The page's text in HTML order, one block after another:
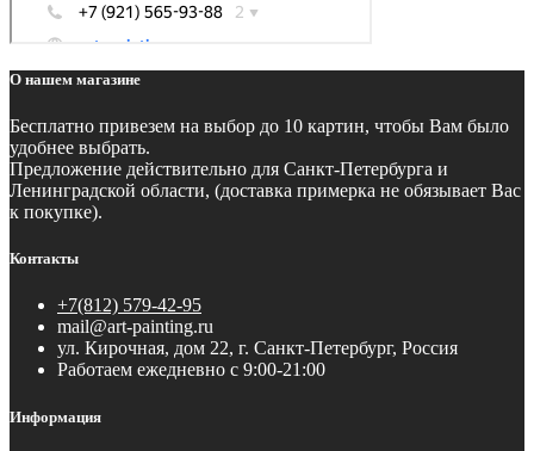
О нашем магазине
Бесплатно привезем на выбор до 10 картин, чтобы Вам было
удобнее выбрать.
Предложение действительно для Санкт-Петербурга и
Ленинградской области, (доставка примерка не обязывает Вас
к покупке).
Контакты
+7(812) 579-42-95
mail@art-painting.ru
ул. Кирочная, дом 22, г. Санкт-Петербург, Россия
Работаем ежедневно с 9:00-21:00
Информация